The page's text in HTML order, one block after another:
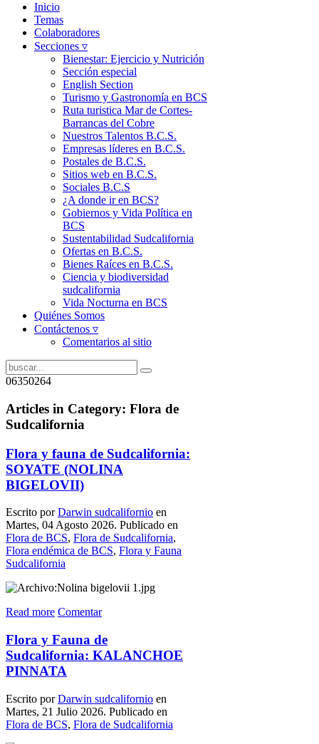
Inicio
Temas
Colaboradores
Secciones ▿
Bienestar: Ejercicio y Nutrición
Sección especial
English Section
Turismo y Gastronomía en BCS
Ruta turistica Mar de Cortes-
Barrancas del Cobre
Nuestros Talentos B.C.S.
Empresas líderes en B.C.S.
Postales de B.C.S.
Sitios web en B.C.S.
Sociales B.C.S
¿A donde ir en BCS?
Gobiernos y Vida Política en
BCS
Sustentabilidad Sudcalifornia
Ofertas en B.C.S.
Bienes Raíces en B.C.S.
Ciencia y biodiversidad
sudcalifornia
Vida Nocturna en BCS
Quiénes Somos
Contáctenos ▿
Comentarios al sitio
06350264
Articles in Category: Flora de
Sudcalifornia
Flora y fauna de Sudcalifornia:
SOYATE (NOLINA
BIGELOVII)
Escrito porDarwin sudcalifornio en
Martes, 04 Agosto 2026. Publicado en
Flora de BCS, Flora de Sudcalifornia,
Flora endémica de BCS, Flora y Fauna
Sudcalifornia
Read more Comentar
Flora y Fauna de
Sudcalifornia: KALANCHOE
PINNATA
Escrito porDarwin sudcalifornio en
Martes, 21 Julio 2026. Publicado en
Flora de BCS, Flora de Sudcalifornia